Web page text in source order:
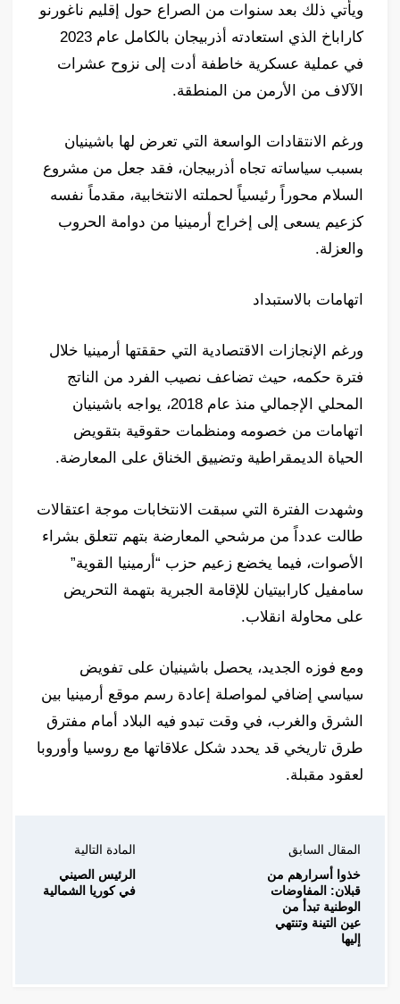
ويأتي ذلك بعد سنوات من الصراع حول إقليم ناغورنو
كاراباخ الذي استعادته أذربيجان بالكامل عام 2023
في عملية عسكرية خاطفة أدت إلى نزوح عشرات
الآلاف من الأرمن من المنطقة.
ورغم الانتقادات الواسعة التي تعرض لها باشينيان
بسبب سياساته تجاه أذربيجان، فقد جعل من مشروع
السلام محوراً رئيسياً لحملته الانتخابية، مقدماً نفسه
كزعيم يسعى إلى إخراج أرمينيا من دوامة الحروب
والعزلة.
اتهامات بالاستبداد
ورغم الإنجازات الاقتصادية التي حققتها أرمينيا خلال
فترة حكمه، حيث تضاعف نصيب الفرد من الناتج
المحلي الإجمالي منذ عام 2018، يواجه باشينيان
اتهامات من خصومه ومنظمات حقوقية بتقويض
الحياة الديمقراطية وتضييق الخناق على المعارضة.
وشهدت الفترة التي سبقت الانتخابات موجة اعتقالات
طالت عدداً من مرشحي المعارضة بتهم تتعلق بشراء
الأصوات، فيما يخضع زعيم حزب “أرمينيا القوية”
سامفيل كارابيتيان للإقامة الجبرية بتهمة التحريض
على محاولة انقلاب.
ومع فوزه الجديد، يحصل باشينيان على تفويض
سياسي إضافي لمواصلة إعادة رسم موقع أرمينيا بين
الشرق والغرب، في وقت تبدو فيه البلاد أمام مفترق
طرق تاريخي قد يحدد شكل علاقاتها مع روسيا وأوروبا
لعقود مقبلة.
المقال السابق
خذوا أسرارهم من
قبلان: المفاوضات
الوطنية تبدأ من
عين التينة وتنتهي
إليها
المادة التالية
الرئيس الصيني
في كوريا الشمالية